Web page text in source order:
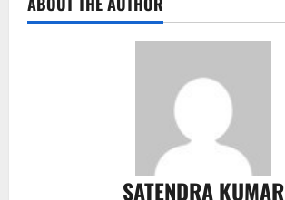
SATENDRA KUMAR